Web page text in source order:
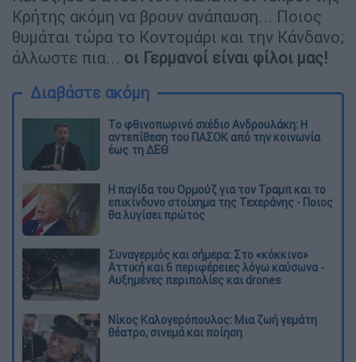
Κρήτης ακόμη να βρουν ανάπαυση... Ποιος
θυμάται τώρα το Κοντομάρι και την Κάνδανο;
άλλωστε πια... οι Γερμανοί είναι φίλοι μας!
Διαβάστε ακόμη
Το φθινοπωρινό σχέδιο Ανδρουλάκη: Η
αντεπίθεση του ΠΑΣΟΚ από την κοινωνία
έως τη ΔΕΘ
Η παγίδα του Ορμούζ για τον Τραμπ και το
επικίνδυνο στοίχημα της Τεχεράνης - Ποιος
θα λυγίσει πρώτος
Συναγερμός και σήμερα: Στο «κόκκινο»
Αττική και 6 περιφέρειες λόγω καύσωνα -
Αυξημένες περιπολίες και drones
Νίκος Καλογερόπουλος: Μια ζωή γεμάτη
θέατρο, σινεμά και ποίηση